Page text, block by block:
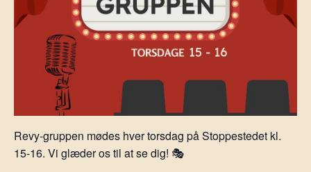
Revy-gruppen mødes hver torsdag på Stoppestedet kl.
15-16. Vi glæder os til at se dig! 🎭